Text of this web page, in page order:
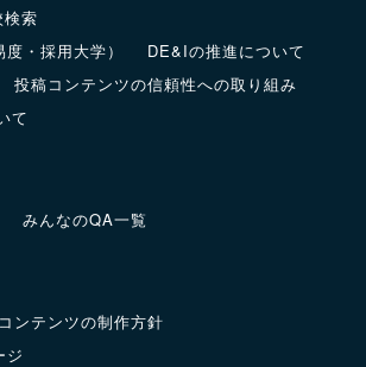
検索
・採用大学）
DE&Iの推進について
投稿コンテンツの信頼性への取り組み
て
みんなのQA一覧
ンテンツの制作方針
ジ